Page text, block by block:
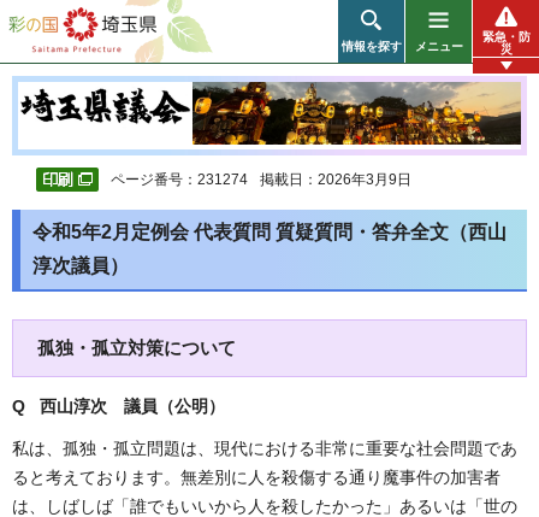
彩の国 埼玉県
情報を探す メニュー
緊急・防
災
ページ番号：231274 掲載日：2026年3月9日
令和5年2月定例会 代表質問 質疑質問・答弁全文（西山
淳次議員）
孤独・孤立対策について
Q 西山淳次 議員（公明）
私は、孤独・孤立問題は、現代における非常に重要な社会問題であ
ると考えております。無差別に人を殺傷する通り魔事件の加害者
は、しばしば「誰でもいいから人を殺したかった」あるいは「世の